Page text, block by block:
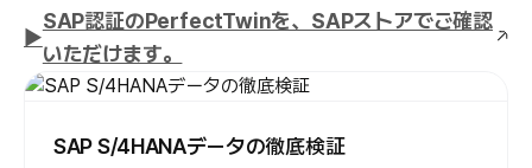
▶
SAP認証のPerfectTwinを、SAPストアでご確認
いただけます。
SAP S/4HANAデータの徹底検証